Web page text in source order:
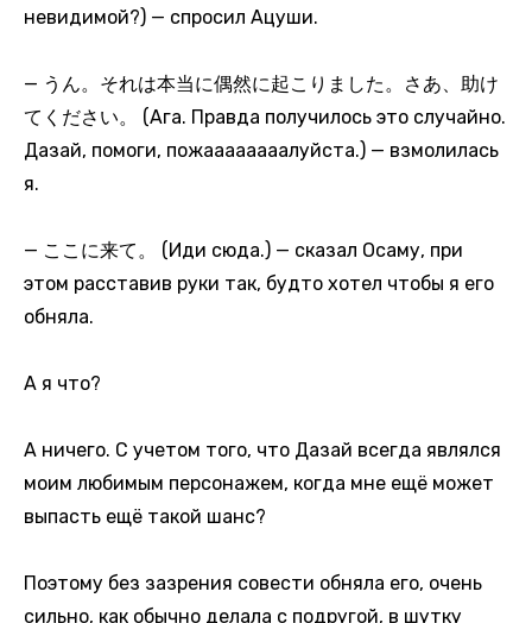
невидимой?) — спросил Ацуши.
— うん。それは本当に偶然に起こりました。さあ、助け
てください。 (Ага. Правда получилось это случайно.
Дазай, помоги, пожаааааааалуйста.) — взмолилась
я.
— ここに来て。 (Иди сюда.) — сказал Осаму, при
этом расставив руки так, будто хотел чтобы я его
обняла.
А я что?
А ничего. С учетом того, что Дазай всегда являлся
моим любимым персонажем, когда мне ещё может
выпасть ещё такой шанс?
Поэтому без зазрения совести обняла его, очень
сильно, как обычно делала с подругой, в шутку